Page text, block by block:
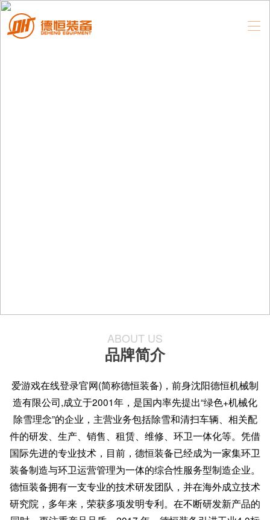
ABOUT US
品牌简介
爱游戏在线登录官网(简称德恒装备)，前身沈阳德恒机械制
造有限公司,成立于2001年，是国内率先提出“绿色+机械化
除雪理念”的企业，主营业务包括除雪和清扫车辆、相关配
件的研发、生产、销售、租赁、维修、环卫一体化等。凭借
国际先进的专业技术，目前，德恒装备已经成为一家集环卫
装备制造与环卫运营管理为一体的综合性服务型制造企业。
德恒装备拥有一支专业的技术研发团队，并在海外成立技术
研究院，多年来，荣获多项发明专利。在不断研发新产品的